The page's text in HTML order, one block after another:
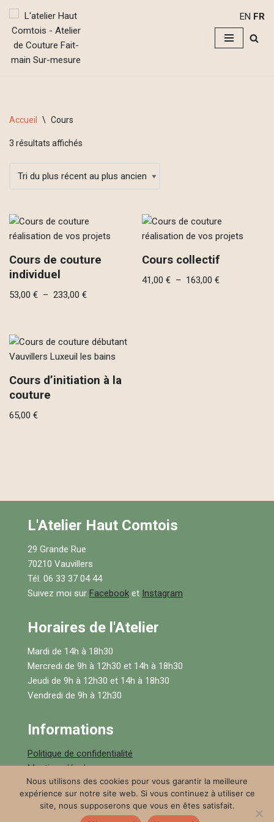
Aller
au
contenu
Accueil \ Cours
3 résultats affichés
Cours de couture
individuel
53,00 € – 233,00 €
Cours collectif
41,00€ – 163,00€
Cours d’initiation à la
couture
65,00 €
L'Atelier Haut Comtois
29 Grande Rue
70210 Vauvillers
Tél. 06 33 37 04 44
Suivez moi sur Facebook et Instagram
Horaires de l'Atelier
Mardi de 14h à 18h30
Mercredi de 9h à 12h30 et 14h à 18h30
Jeudi de 9h à 12h30 et 14h à 18h30
Vendredi de 9h à 12h30
Informations
Politique de confidentialité
Mentions légales
Conditions générales de ventes
EN FR
Nous utilisons des cookies pour vous garantir la meilleure
expérience sur notre site web. Si vous continuez à utiliser ce
site, nous supposerons que vous en êtes satisfait.